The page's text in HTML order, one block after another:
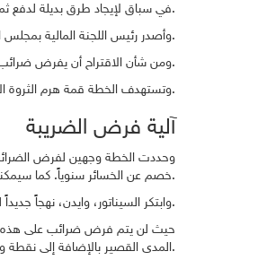
في سباق لإيجاد طرق بديلة لدفع، يستهدف الديمقراطيون في الكونغرس ثروة الأميركيين الأكثر ثراءً.
وأصدر رئيس اللجنة المالية بمجلس الشيوخ، أوريغون رون وايدن، يوم الأربعاء تفاصيل الخطة المعقدة والمثيرة للجدل التي كان يعمل عليها لمدة عامين على الأقل.
ومن شأن الاقتراح أن يفرض ضرائب على المليارديرات على مكاسب قيمة أصول معينة كل عام، بدلاً من فرض ضريبة على المليارديرات في وقت البيع فقط، كما هو معمول به حالياً.
وتستهدف الخطة قمة هرم الثروة الأميركي، أي ما يقرب من 700 شخص – أولئك الذين لديهم أصول تزيد عن مليار دولار أو يبلغ دخلهم المعلن أكثر من 100 مليون دولار لمدة ثلاث سنوات متتالية.
آلية فرض الضريبة
خصم عن الخسائر سنوياً. كما سيمكنهم ترحيل الخسائر لتعويض الدخل المستقبلي الخاضع للضريبة والأرباح الرأسمالية، وفي ظروف معينة، يمكن ترحيل الخسائر لمدة ثلاث سنوات.
وابتكر السيناتور، وايدن، نهجاً جديداً للتعامل مع الأصول غير القابلة للتداول، مثل العقارات والفوائد، والتي تشكل جزءاً كبيراً من صافي ثروة الأثرياء ولكن يصعب تقييمها عاماً بعد عام.
حيث لن يتم فرض ضرائب على هذه
المدى القصير بالإضافة إلى نقطة واحدة، والذي سيبلغ إجمالي 1.22% حالياً.